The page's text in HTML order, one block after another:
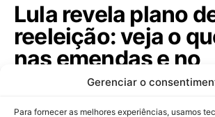
Gerenciar o
Para fornecer as melhores experiências, usamos
Lula revela plano
reeleição: veja o
nas emendas e no
arcabouço fiscal!
Governo quer limitar gastos e